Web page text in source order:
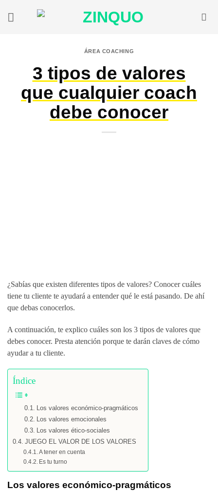
ÁREA COACHING
3 tipos de valores
que cualquier coach
debe conocer
¿Sabías que existen diferentes tipos de valores? Conocer cuáles
tiene tu cliente te ayudará a entender qué le está pasando. De ahí
que debas conocerlos.
A continuación, te explico cuáles son los 3 tipos de valores que
debes conocer. Presta atención porque te darán claves de cómo
ayudar a tu cliente.
Índice
Los valores económico-pragmáticos
Los valores emocionales
Los valores ético-sociales
JUEGO EL VALOR DE LOS VALORES
A tener en cuenta
Es tu turno
Los valores económico-pragmáticos